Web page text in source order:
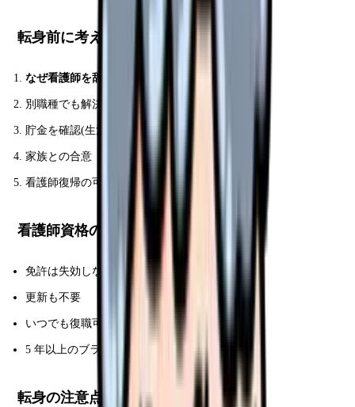
転身前に考えること
なぜ看護師を辞めたいか
別職種でも解決しない問題かもしれない
貯金を確認(生活費 6 ヶ月分)
家族との合意
看護師復帰の可能性も残す
看護師資格の保管
免許は失効しない
更新も不要
いつでも復職可能
5 年以上のブランクは復職支援研修必須
転身の注意点